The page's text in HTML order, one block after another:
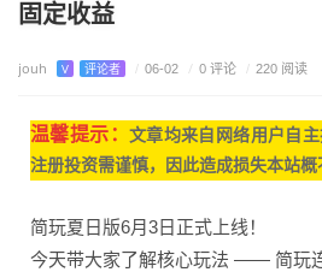
固定收益
jouh V 评论者 / 06-02 / 0 评论 / 220 阅读
温馨提示： 文章均来自网络用户自主
注册投资需谨慎，因此造成损失本站概
简玩夏日版6月3日正式上线！
今天带大家了解核心玩法 —— 简玩